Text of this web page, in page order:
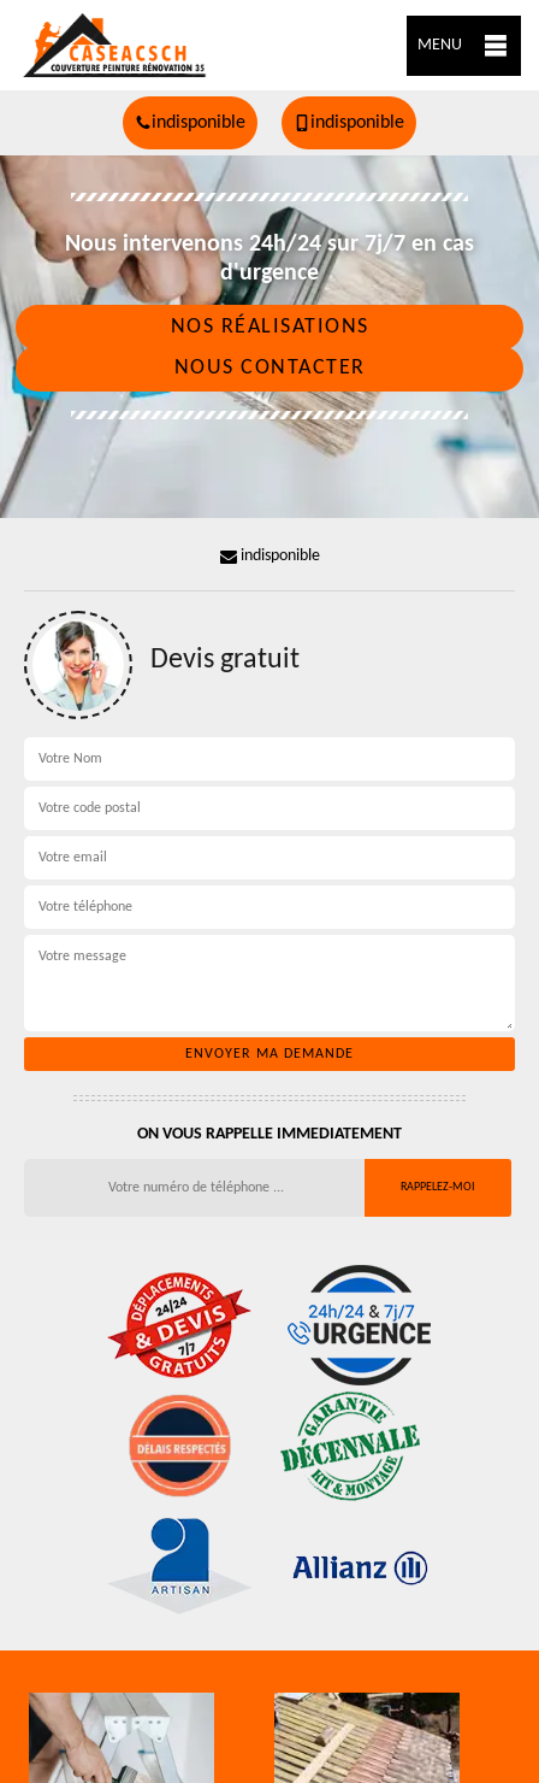
MENU
indisponible indisponible
Nous intervenons 24h/24 sur 7j/7 en cas
d'urgence
NOS RÉALISATIONS
NOUS CONTACTER
indisponible
Devis gratuit
ON VOUS RAPPELLE IMMEDIATEMENT